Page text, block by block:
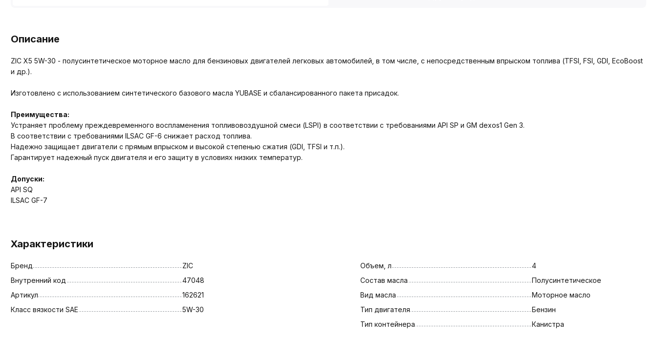
Описание
ZIC X5 5W-30 - полусинтетическое моторное масло для бензиновых двигателей легковых автомобилей, в том числе, с непосредственным впрыском топлива (TFSI, FSI, GDI, EcoBoost
и др.).
Изготовлено с использованием синтетического базового масла YUBASE и сбалансированного пакета присадок.
Преимущества:
Устраняет проблему преждевременного воспламенения топливовоздушной смеси (LSPI) в соответствии с требованиями API SP и GM dexos1 Gen 3.
В соответствии с требованиями ILSAC GF-6 снижает расход топлива.
Надежно защищает двигатели с прямым впрыском и высокой степенью сжатия (GDI, TFSI и т.п.).
Гарантирует надежный пуск двигателя и его защиту в условиях низких температур.
Допуски:
API SQ
ILSAC GF-7
Характеристики
Бренд
ZIC
Внутренний код
47048
Артикул
162621
Класс вязкости SAE
5W-30
Объем, л
4
Состав масла
Полусинтетическое
Вид масла
Моторное масло
Тип двигателя
Бензин
Тип контейнера
Канистра